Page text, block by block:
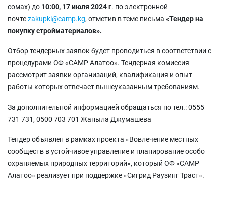
сомах) до 10:00, 17 июля 2024г. по электронной
почтеzakupki@camp.kg, отметив в теме письма «Тендер на
покупку стройматериалов».
Отбор тендерных заявок будет проводиться в соответствии с
процедурами ОФ «САМР Алатоо». Тендерная комиссия
рассмотрит заявки организаций, квалификация и опыт
работы которых отвечает вышеуказанным требованиям.
За дополнительной информацией обращаться по тел.: 0555
731 731, 0500 703 701 Жаныла Джумашева
Тендер объявлен в рамках проекта «Вовлечение местных
сообществ в устойчивое управление и планирование особо
охраняемых природных территорий», который ОФ «CAMP
Алатоо» реализует при поддержке «Сигрид Раузинг Траст».